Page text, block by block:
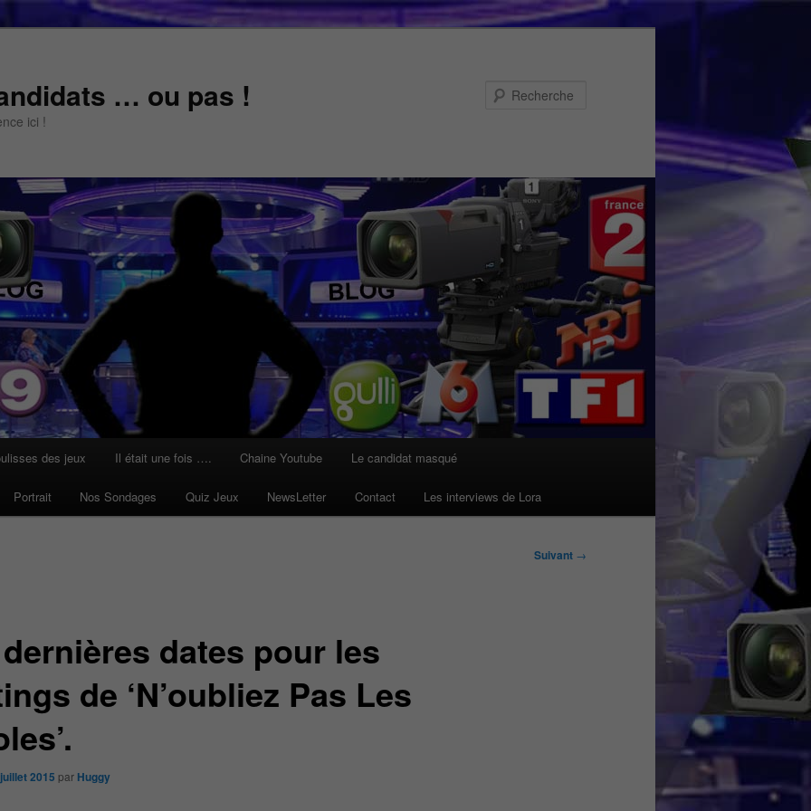
… ou pas !
ici !
des jeux Il était une fois …. Chaine Youtube Le candidat masqué
Portrait Nos Sondages Quiz Jeux NewsLetter Contact Les interviews de Lora
Suivant →
dates pour les
de ‘N’oubliez Pas Les
2015 par Huggy